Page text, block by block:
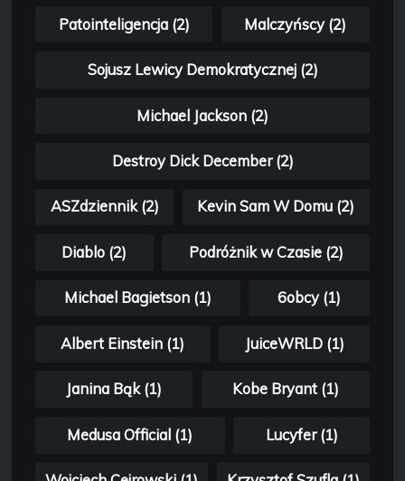
Patointeligencja (2) Malczyńscy (2)
Sojusz Lewicy Demokratycznej (2)
Michael Jackson (2)
Destroy Dick December (2)
ASZdziennik (2) Kevin Sam W Domu (2)
Diablo (2) Podróżnik w Czasie (2)
Michael Bagietson (1) 6obcy (1)
Albert Einstein (1) JuiceWRLD (1)
Janina Bąk (1) Kobe Bryant (1)
Medusa Official (1) Lucyfer (1)